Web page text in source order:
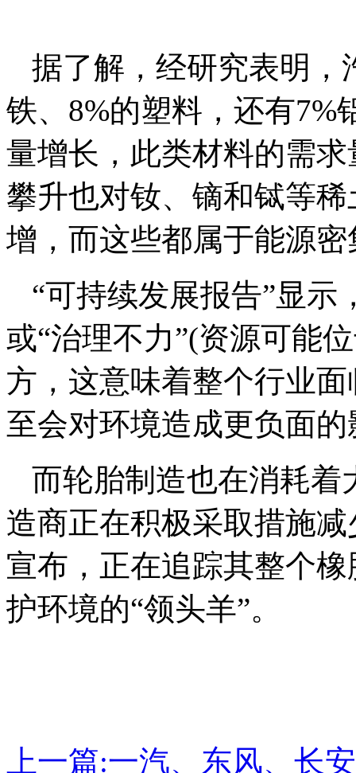
据了解，经研究表明，
铁、8%的塑料，还有7%
量增长，此类材料的需
攀升也对钕、镝和铽等
增，而这些都属于能源
“可持续发展报告”显
或“治理不力”(资源可能
方，这意味着整个行业
至会对环境造成更负面的
而轮胎制造也在消耗着
造商正在积极采取措施
宣布，正在追踪其整个
护环境的“领头羊”。
上一篇:一汽、东风、长